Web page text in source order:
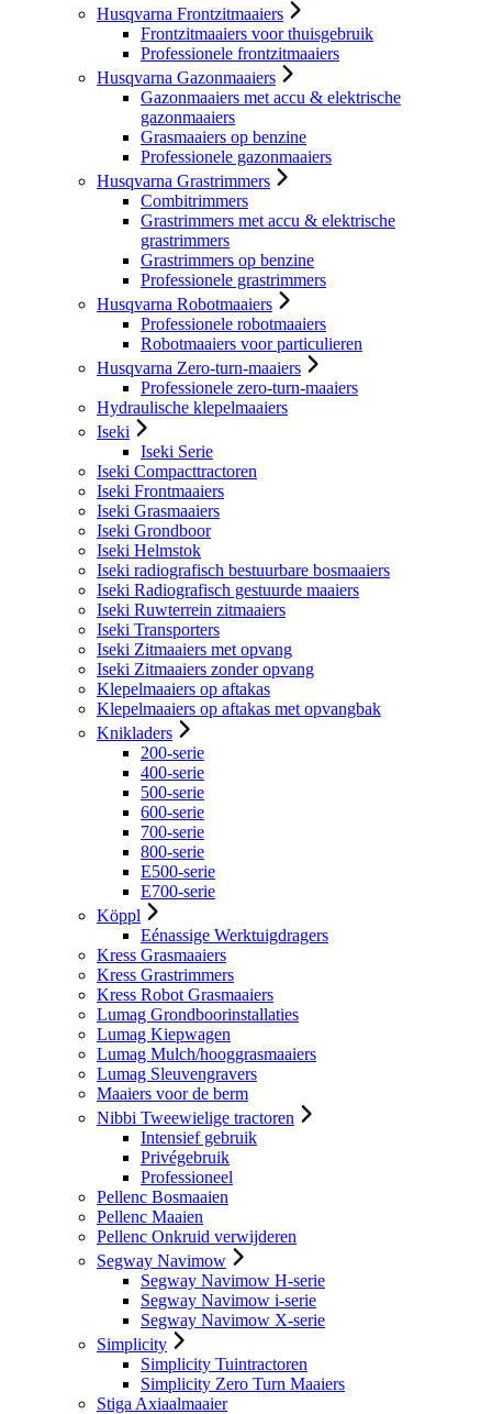
Husqvarna Frontzitmaaiers
Frontzitmaaiers voor thuisgebruik
Professionele frontzitmaaiers
Husqvarna Gazonmaaiers
Gazonmaaiers met accu & elektrische
gazonmaaiers
Grasmaaiers op benzine
Professionele gazonmaaiers
Husqvarna Grastrimmers
Combitrimmers
Grastrimmers met accu & elektrische
grastrimmers
Grastrimmers op benzine
Professionele grastrimmers
Husqvarna Robotmaaiers
Professionele robotmaaiers
Robotmaaiers voor particulieren
Husqvarna Zero-turn-maaiers
Professionele zero-turn-maaiers
Hydraulische klepelmaaiers
Iseki
Iseki Serie
Iseki Compacttractoren
Iseki Frontmaaiers
Iseki Grasmaaiers
Iseki Grondboor
Iseki Helmstok
Iseki radiografisch bestuurbare bosmaaiers
Iseki Radiografisch gestuurde maaiers
Iseki Ruwterrein zitmaaiers
Iseki Transporters
Iseki Zitmaaiers met opvang
Iseki Zitmaaiers zonder opvang
Klepelmaaiers op aftakas
Klepelmaaiers op aftakas met opvangbak
Knikladers
200-serie
400-serie
500-serie
600-serie
700-serie
800-serie
E500-serie
E700-serie
Köppl
Eénassige Werktuigdragers
Kress Grasmaaiers
Kress Grastrimmers
Kress Robot Grasmaaiers
Lumag Grondboorinstallaties
Lumag Kiepwagen
Lumag Mulch/hooggrasmaaiers
Lumag Sleuvengravers
Maaiers voor de berm
Nibbi Tweewielige tractoren
Intensief gebruik
Privégebruik
Professioneel
Pellenc Bosmaaien
Pellenc Maaien
Pellenc Onkruid verwijderen
Segway Navimow
Segway Navimow H-serie
Segway Navimow i-serie
Segway Navimow X-serie
Simplicity
Simplicity Tuintractoren
Simplicity Zero Turn Maaiers
Stiga Axiaalmaaier